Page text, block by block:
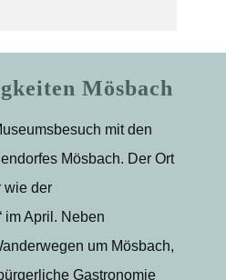
Mösbach
mit den
Mösbach. Der Ort
wie der
im April. Neben
um Mösbach,
Gastronomie